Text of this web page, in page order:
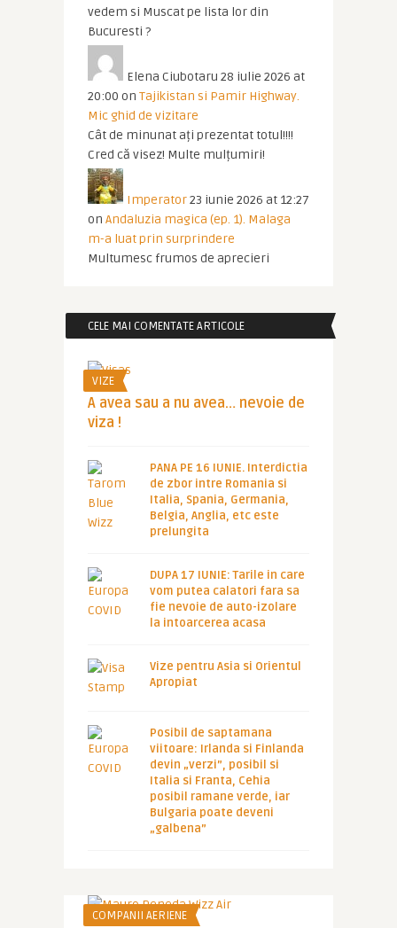
vedem si Muscat pe lista lor din
Bucuresti ?
Elena Ciubotaru 28 iulie 2026 at
20:00 on Tajikistan si Pamir Highway.
Mic ghid de vizitare
Cât de minunat ați prezentat totul!!!!
Cred că visez! Multe mulțumiri!
Imperator23 iunie 2026 at 12:27
on Andaluzia magica (ep. 1). Malaga
m-a luat prin surprindere
Multumesc frumos de aprecieri
CELE MAI COMENTATE ARTICOLE
VIZE
A avea sau a nu avea… nevoie de
viza !
PANA PE 16 IUNIE. Interdictia
de zbor intre Romania si
Italia, Spania, Germania,
Belgia, Anglia, etc este
prelungita
DUPA 17 IUNIE: Tarile in care
vom putea calatori fara sa
fie nevoie de auto-izolare
la intoarcerea acasa
Vize pentru Asia si Orientul
Apropiat
Posibil de saptamana
viitoare: Irlanda si Finlanda
devin „verzi”, posibil si
Italia si Franta, Cehia
posibil ramane verde, iar
Bulgaria poate deveni
„galbena”
COMPANII AERIENE